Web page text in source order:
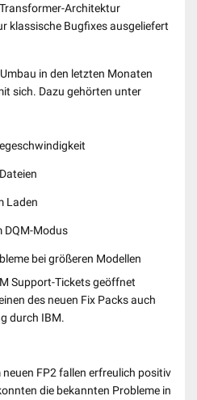
Architektur
klassische Bugfixes ausgeliefert
in den letzten Monaten
sich. Dazu gehörten unter
Laden
DQM-Modus
bei größeren Modellen
Support-Tickets geöffnet
des neuen Fix Packs auch
durch IBM.
neuen FP2 fallen erfreulich positiv
die bekannten Probleme in